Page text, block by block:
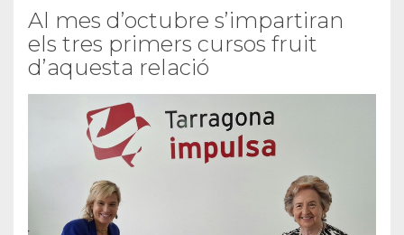
Al mes d’octubre s’impartiran
els tres primers cursos fruit
d’aquesta relació